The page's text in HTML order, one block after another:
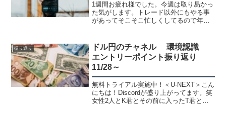
1週間お疲れ様でした。今週は取り易かっ
た気がします。トレード以外にもやる事
があってそこそこ忙しくしてるので年末
稼がないとダメです。自分なりのトレー
ドスタイルトレードは勝...
振り返り
ドル円のチャネル 環境認識
エントリーポイント振り返り
11/28～
無料トライアル実施中！＜U-NEXT＞こん
にちは！Discordが盛り上がってます。笑
女性2人とK君とその前に入ったT君と僕